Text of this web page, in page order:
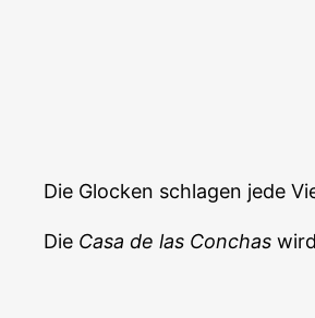
Die Glocken schlagen jede
Die Casa de las Conchas